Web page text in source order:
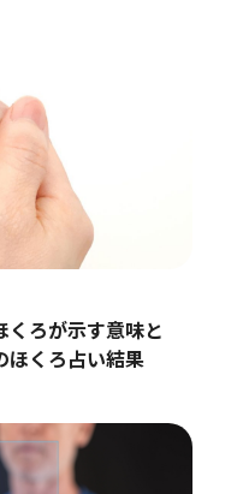
くろが示す意味と
ほくろ占い結果